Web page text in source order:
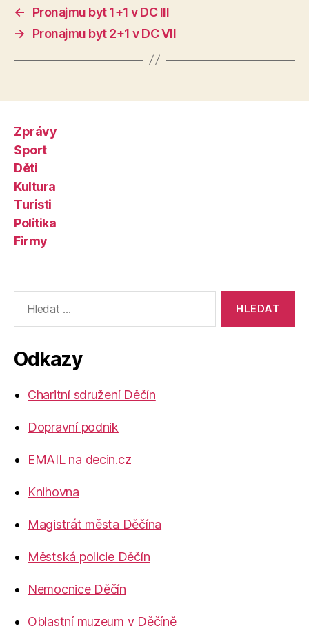
←
Pronajmu byt 1+1 v DC III
→
Pronajmu byt 2+1 v DC VII
Zprávy
Sport
Děti
Kultura
Turisti
Politika
Firmy
vyhledávání:
Odkazy
Charitní sdružení Děčín
Dopravní podnik
EMAIL na decin.cz
Knihovna
Magistrát města Děčína
Městská policie Děčín
Nemocnice Děčín
Oblastní muzeum v Děčíně